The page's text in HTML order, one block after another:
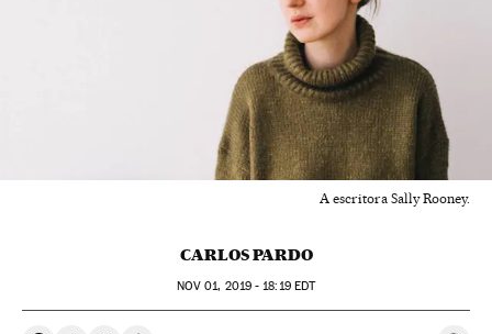
A escritora Sally Rooney.
CARLOS PARDO
NOV 01, 2019 - 18:19EDT